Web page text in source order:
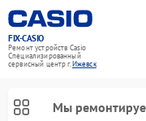
FIX-CASIO
Ремонт устройств Casio
Специализированный
cервисный центр г.Ижевск
Мы